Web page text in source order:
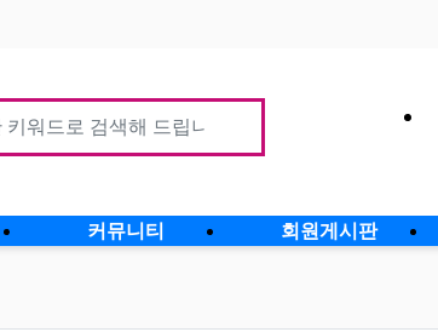
커뮤니티 회원게시판